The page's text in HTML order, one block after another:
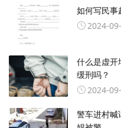
如何写民事
2024-
什么是虚开
缓刑吗？
2024-
警车进村喊